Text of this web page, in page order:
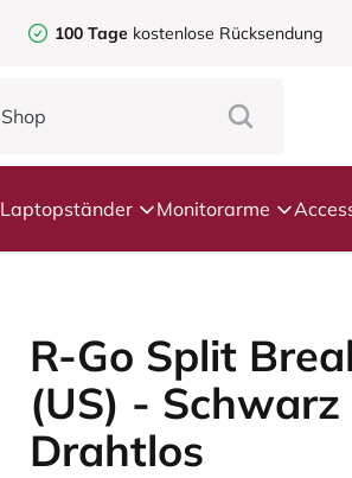
100 Tage kostenlose Rücksendung
Laptopständer Monitorarme
R-Go Split
(US) -
Drahtlos